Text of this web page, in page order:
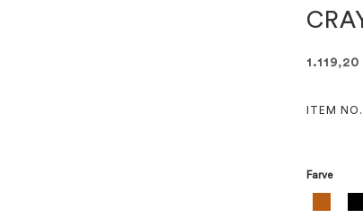
1.119,20
ITEM NO.
Farve